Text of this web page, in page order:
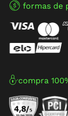
formas de
compra